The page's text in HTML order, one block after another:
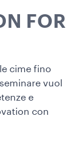
FOR
cime fino
vuol
e
con